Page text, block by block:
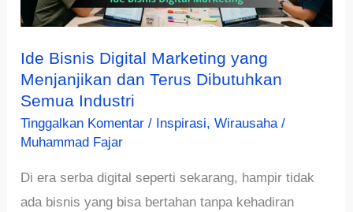
Ide Bisnis Digital Marketing yang
Menjanjikan dan Terus Dibutuhkan
Semua Industri
Tinggalkan Komentar / Inspirasi,Wirausaha /
Muhammad Fajar
Di era serba digital seperti sekarang, hampir tidak
ada bisnis yang bisa bertahan tanpa kehadiran